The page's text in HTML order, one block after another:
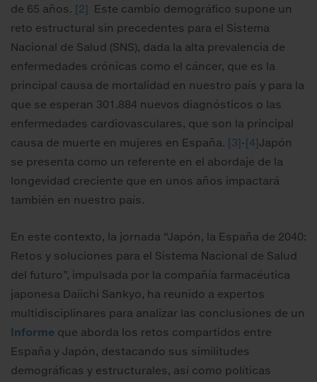
de 65 años. [2] Este cambio demográfico supone un
reto estructural sin precedentes para el Sistema
Nacional de Salud (SNS), dada la alta prevalencia de
enfermedades crónicas como el cáncer, que es la
principal causa de mortalidad en nuestro país y para la
que se esperan 301.884 nuevos diagnósticos o las
enfermedades cardiovasculares, que son la principal
causa de muerte en mujeres en España. [3]-[4]Japón
se presenta como un referente en el abordaje de la
longevidad creciente que en unos años impactará
también en nuestro país.
En este contexto, la jornada “Japón, la España de 2040:
Retos y soluciones para el Sistema Nacional de Salud
del futuro”, impulsada por la compañía farmacéutica
japonesa Daiichi Sankyo, ha reunido a expertos
multidisciplinares para analizar las conclusiones de un
Informe que aborda los retos compartidos entre
España y Japón, destacando sus similitudes
demográficas y estructurales, así como políticas